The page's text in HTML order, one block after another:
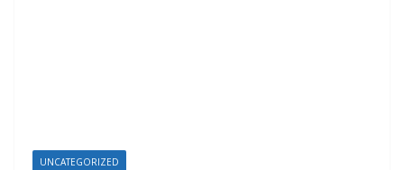
UNCATEGORIZED